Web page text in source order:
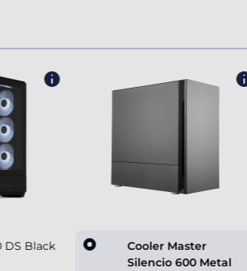
DS Black
Cooler Master
Silencio 600 Metal